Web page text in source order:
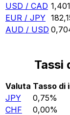
USD / CAD
EUR / JPY
AUD / USD
Tassi
Valuta Tasso di
JPY
0,75%
CHF
0,00%